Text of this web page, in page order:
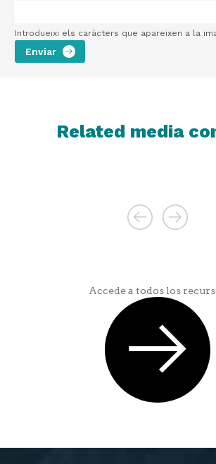
Introdueixi els caràcters que apareixen a la
Related media
Accede a todos los